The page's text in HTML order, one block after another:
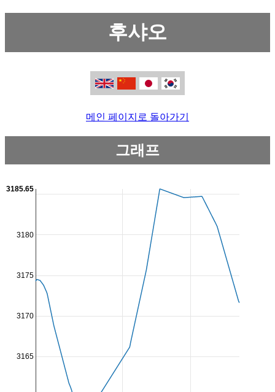
후샤오
메인 페이지로 돌아가기
그래프
3165
3170
3175
3180
3185.65